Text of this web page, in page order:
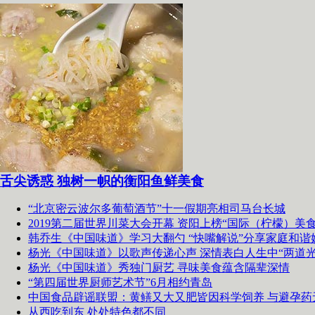
舌尖诱惑 独树一帜的衡阳鱼鲜美食
“北京密云波尔多葡萄酒节”十一假期亮相司马台长城
2019第二届世界川菜大会开幕 资阳上榜“国际（柠檬）美
韩乔生《中国味道》学习大翻勺 “快嘴解说”分享家庭和谐
杨光《中国味道》以歌声传递心声 深情表白人生中“两道
杨光《中国味道》秀独门厨艺 寻味美食蕴含隔辈深情
“第四届世界厨师艺术节”6月相约青岛
中国食品辟谣联盟：黄鳝又大又肥皆因科学饲养 与避孕药
从西吃到东 处处特色都不同